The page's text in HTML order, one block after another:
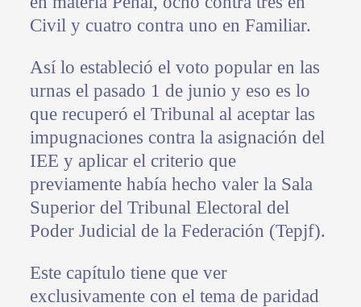
Civil y cuatro contra uno en Familiar.
Así lo estableció el voto popular en las
urnas el pasado 1 de junio y eso es lo
que recuperó el Tribunal al aceptar las
impugnaciones contra la asignación del
IEE y aplicar el criterio que
previamente había hecho valer la Sala
Superior del Tribunal Electoral del
Poder Judicial de la Federación (Tepjf).
Este capítulo tiene que ver
exclusivamente con el tema de paridad